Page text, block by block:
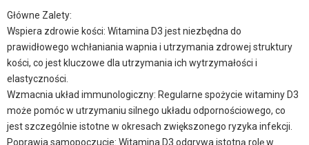
Główne Zalety:
Wspiera zdrowie kości: Witamina D3 jest niezbędna do
prawidłowego wchłaniania wapnia i utrzymania zdrowej struktury
kości, co jest kluczowe dla utrzymania ich wytrzymałości i
elastyczności.
Wzmacnia układ immunologiczny: Regularne spożycie witaminy D3
może pomóc w utrzymaniu silnego układu odpornościowego, co
jest szczególnie istotne w okresach zwiększonego ryzyka infekcji.
Poprawia samopoczucie: Witamina D3 odgrywa istotną rolę w